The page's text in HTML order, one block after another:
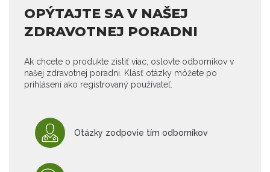
OPÝTAJTE SA V NAŠEJ
ZDRAVOTNEJ PORADNI
Ak chcete o produkte zistiť viac, oslovte odborníkov v
našej zdravotnej poradni. Klásť otázky môžete po
prihlásení ako registrovaný používateľ.
Otázky zodpovie tím odborníkov